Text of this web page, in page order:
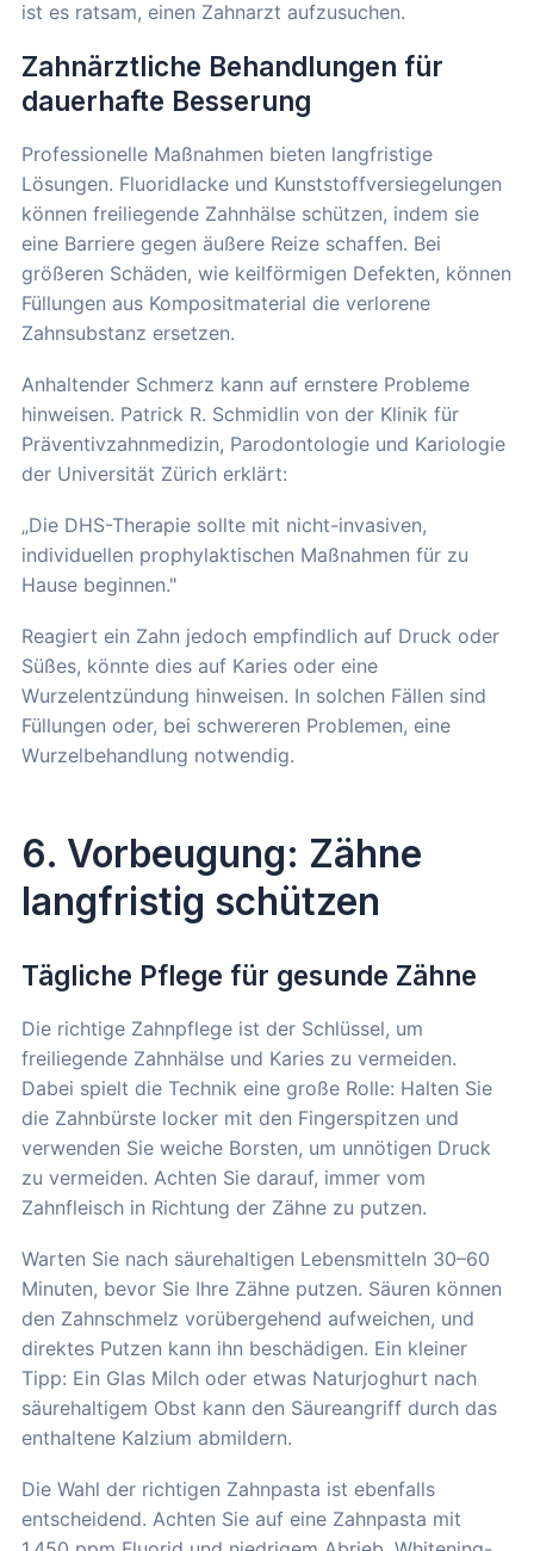
ist es ratsam, einen Zahnarzt aufzusuchen.
Zahnärztliche Behandlungen für
dauerhafte Besserung
Professionelle Maßnahmen bieten langfristige
Lösungen. Fluoridlacke und Kunststoffversiegelungen
können freiliegende Zahnhälse schützen, indem sie
eine Barriere gegen äußere Reize schaffen. Bei
größeren Schäden, wie keilförmigen Defekten, können
Füllungen aus Kompositmaterial die verlorene
Zahnsubstanz ersetzen.
Anhaltender Schmerz kann auf ernstere Probleme
hinweisen. Patrick R. Schmidlin von der Klinik für
Präventivzahnmedizin, Parodontologie und Kariologie
der Universität Zürich erklärt:
„Die DHS-Therapie sollte mit nicht-invasiven,
individuellen prophylaktischen Maßnahmen für zu
Hause beginnen."
Reagiert ein Zahn jedoch empfindlich auf Druck oder
Süßes, könnte dies auf Karies oder eine
Wurzelentzündung hinweisen. In solchen Fällen sind
Füllungen oder, bei schwereren Problemen, eine
Wurzelbehandlung notwendig.
6. Vorbeugung: Zähne
langfristig schützen
Tägliche Pflege für gesunde Zähne
Die richtige Zahnpflege ist der Schlüssel, um
freiliegende Zahnhälse und Karies zu vermeiden.
Dabei spielt die Technik eine große Rolle: Halten Sie
die Zahnbürste locker mit den Fingerspitzen und
verwenden Sie weiche Borsten, um unnötigen Druck
zu vermeiden. Achten Sie darauf, immer vom
Zahnfleisch in Richtung der Zähne zu putzen.
Warten Sie nach säurehaltigen Lebensmitteln 30–60
Minuten, bevor Sie Ihre Zähne putzen. Säuren können
den Zahnschmelz vorübergehend aufweichen, und
direktes Putzen kann ihn beschädigen. Ein kleiner
Tipp: Ein Glas Milch oder etwas Naturjoghurt nach
säurehaltigem Obst kann den Säureangriff durch das
enthaltene Kalzium abmildern.
Die Wahl der richtigen Zahnpasta ist ebenfalls
entscheidend. Achten Sie auf eine Zahnpasta mit